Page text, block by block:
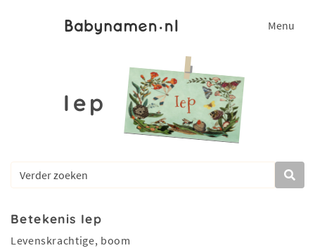
Menu
Iep
Betekenis Iep
Levenskrachtige, boom